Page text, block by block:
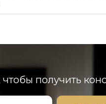
получить